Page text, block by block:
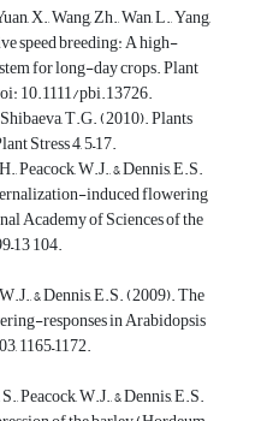
X., Wang, Zh., Wan, L., Yang,
speed breeding: A high-
for long-day crops. Plant
10.1111/pbi.13726.
T.G. (2010). Plants
Stress 4, 5–17.
Peacock, W.J., & Dennis, E.S.
induced flowering
Academy of Sciences of the
104.
& Dennis, E.S. (2009). The
responses in Arabidopsis
1165–1172.
Peacock, W.J., & Dennis, E.S.